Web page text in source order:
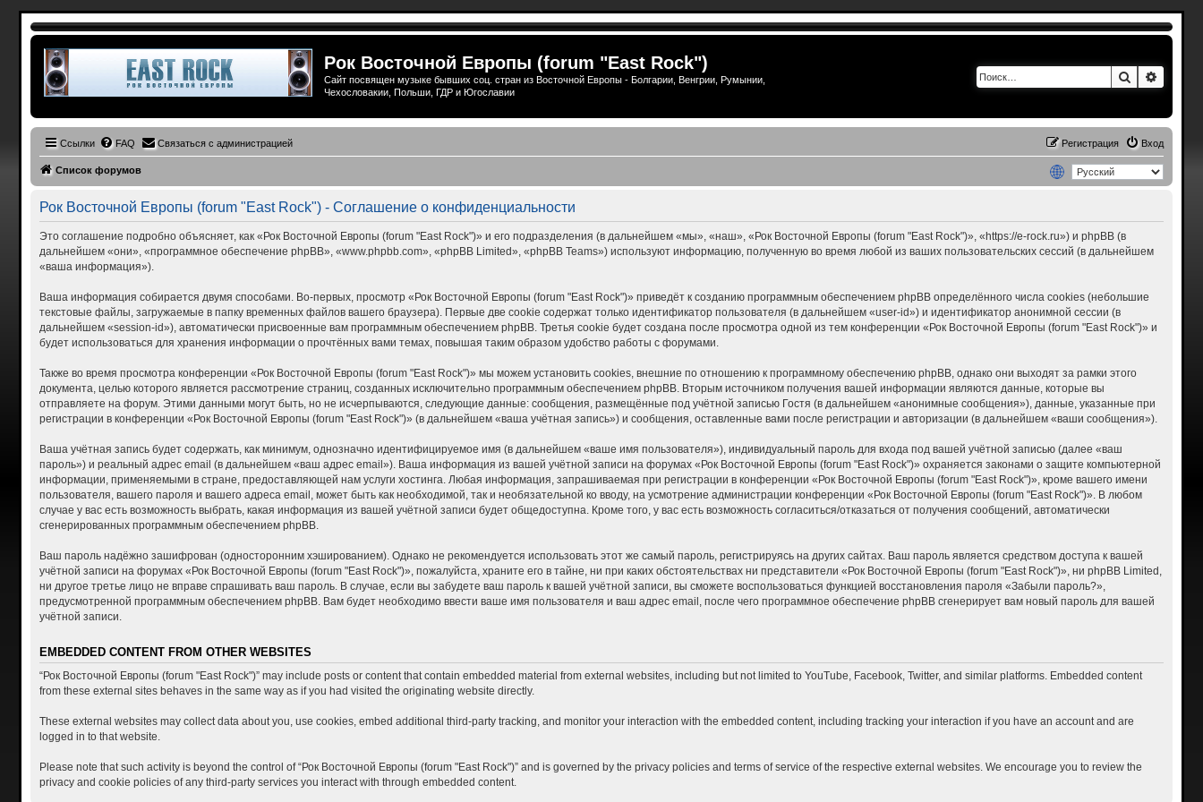
Рок Восточной Европы (forum "East Rock")
Сайт посвящен музыке бывших соц. стран из Восточной Европы - Болгарии, Венгрии, Румынии,
Чехословакии, Польши, ГДР и Югославии
Поиск
Ссылки FAQ Связаться с администрацией Вход
Регистрация
Список форумов
Рок Восточной Европы (forum "East Rock") - Соглашение о конфиденциальности
Это соглашение подробно объясняет, как «Рок Восточной Европы (forum "East Rock")» и его подразделения (в дальнейшем «мы», «наш», «Рок Восточной Европы (forum "East Rock")», «https://e-rock.ru») и phpBB (в
дальнейшем «они», «программное обеспечение phpBB», «www.phpbb.com», «phpBB Limited», «phpBB Teams») используют информацию, полученную во время любой из ваших пользовательских сессий (в дальнейшем
«ваша информация»).
Ваша информация собирается двумя способами. Во-первых, просмотр «Рок Восточной Европы (forum "East Rock")» приведёт к созданию программным обеспечением phpBB определённого числа cookies (небольшие
текстовые файлы, загружаемые в папку временных файлов вашего браузера). Первые две cookie содержат только идентификатор пользователя (в дальнейшем «user-id») и идентификатор анонимной сессии (в
дальнейшем «session-id»), автоматически присвоенные вам программным обеспечением phpBB. Третья cookie будет создана после просмотра одной из тем конференции «Рок Восточной Европы (forum "East Rock")» и
будет использоваться для хранения информации о прочтённых вами темах, повышая таким образом удобство работы с форумами.
Также во время просмотра конференции «Рок Восточной Европы (forum "East Rock")» мы можем установить cookies, внешние по отношению к программному обеспечению phpBB, однако они выходят за рамки этого
документа, целью которого является рассмотрение страниц, созданных исключительно программным обеспечением phpBB. Вторым источником получения вашей информации являются данные, которые вы
отправляете на форум. Этими данными могут быть, но не исчерпываются, следующие данные: сообщения, размещённые под учётной записью Гостя (в дальнейшем «анонимные сообщения»), данные, указанные при
регистрации в конференции «Рок Восточной Европы (forum "East Rock")» (в дальнейшем «ваша учётная запись») и сообщения, оставленные вами после регистрации и авторизации (в дальнейшем «ваши сообщения»).
Ваша учётная запись будет содержать, как минимум, однозначно идентифицируемое имя (в дальнейшем «ваше имя пользователя»), индивидуальный пароль для входа под вашей учётной записью (далее «ваш
пароль») и реальный адрес email (в дальнейшем «ваш адрес email»). Ваша информация из вашей учётной записи на форумах «Рок Восточной Европы (forum "East Rock")» охраняется законами о защите компьютерной
информации, применяемыми в стране, предоставляющей нам услуги хостинга. Любая информация, запрашиваемая при регистрации в конференции «Рок Восточной Европы (forum "East Rock")», кроме вашего имени
пользователя, вашего пароля и вашего адреса email, может быть как необходимой, так и необязательной ко вводу, на усмотрение администрации конференции «Рок Восточной Европы (forum "East Rock")». В любом
случае у вас есть возможность выбрать, какая информация из вашей учётной записи будет общедоступна. Кроме того, у вас есть возможность согласиться/отказаться от получения сообщений, автоматически
сгенерированных программным обеспечением phpBB.
Ваш пароль надёжно зашифрован (односторонним хэшированием). Однако не рекомендуется использовать этот же самый пароль, регистрируясь на других сайтах. Ваш пароль является средством доступа к вашей
учётной записи на форумах «Рок Восточной Европы (forum "East Rock")», пожалуйста, храните его в тайне, ни при каких обстоятельствах ни представители «Рок Восточной Европы (forum "East Rock")», ни phpBB Limited,
ни другое третье лицо не вправе спрашивать ваш пароль. В случае, если вы забудете ваш пароль к вашей учётной записи, вы сможете воспользоваться функцией восстановления пароля «Забыли пароль?»,
предусмотренной программным обеспечением phpBB. Вам будет необходимо ввести ваше имя пользователя и ваш адрес email, после чего программное обеспечение phpBB сгенерирует вам новый пароль для вашей
учётной записи.
EMBEDDED CONTENT FROM OTHER WEBSITES
“Рок Восточной Европы (forum "East Rock")” may include posts or content that contain embedded material from external websites, including but not limited to YouTube, Facebook, Twitter, and similar platforms. Embedded content
from these external sites behaves in the same way as if you had visited the originating website directly.
These external websites may collect data about you, use cookies, embed additional third-party tracking, and monitor your interaction with the embedded content, including tracking your interaction if you have an account and are
logged in to that website.
Please note that such activity is beyond the control of “Рок Восточной Европы (forum "East Rock")” and is governed by the privacy policies and terms of service of the respective external websites. We encourage you to review the
privacy and cookie policies of any third-party services you interact with through embedded content.